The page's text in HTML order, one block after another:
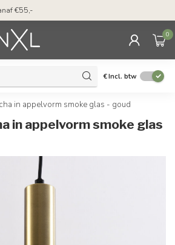
€55,-
0
€Incl. btw
in appelvorm smoke glas - goud
in appelvorm smoke glas